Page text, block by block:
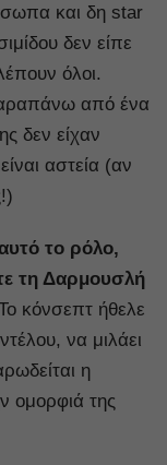
και δη star
δεν είπε
όλοι.
από ένα
δεν είχαν
αστεία (αν
το ρόλο,
τη Δαρμουσλή
κόνσεπτ ήθελε
να μιλάει
η
ομορφιά της